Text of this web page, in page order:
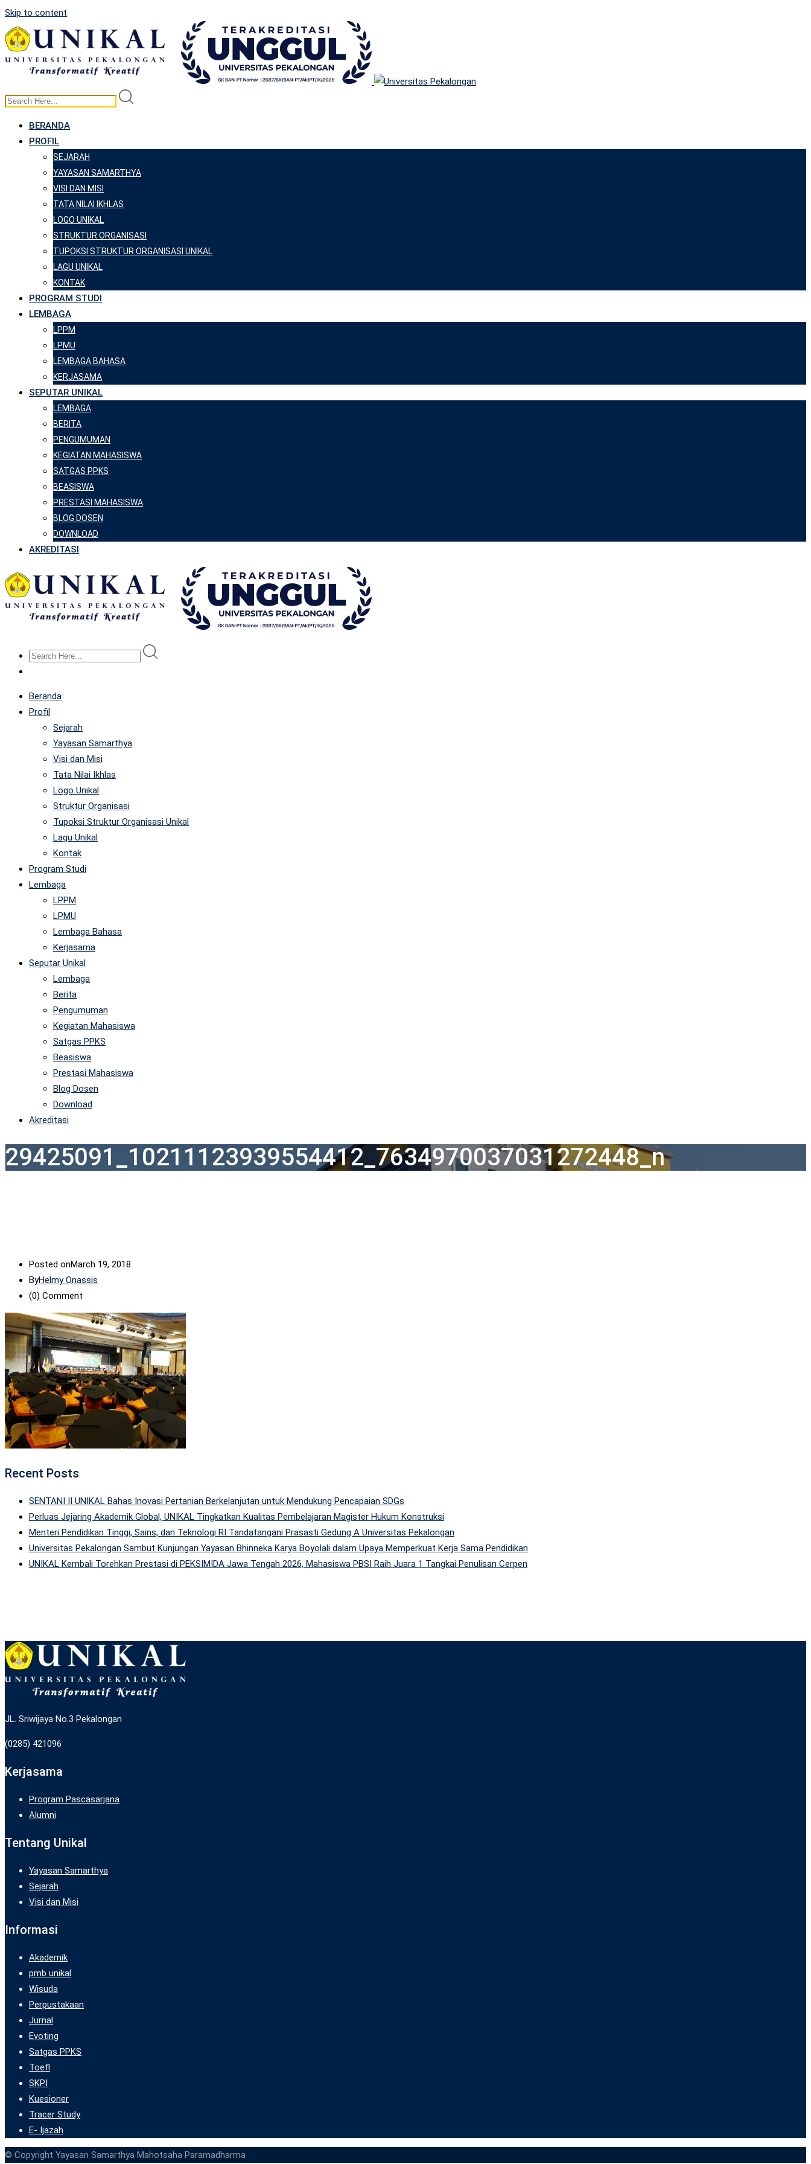
Skip to content
BERANDA
PROFIL
SEJARAH
YAYASAN SAMARTHYA
VISI DAN MISI
TATA NILAI IKHLAS
LOGO UNIKAL
STRUKTUR ORGANISASI
TUPOKSI STRUKTUR ORGANISASI UNIKAL
LAGU UNIKAL
KONTAK
PROGRAM STUDI
LEMBAGA
LPPM
LPMU
LEMBAGA BAHASA
KERJASAMA
SEPUTAR UNIKAL
LEMBAGA
BERITA
PENGUMUMAN
KEGIATAN MAHASISWA
SATGAS PPKS
BEASISWA
PRESTASI MAHASISWA
BLOG DOSEN
DOWNLOAD
AKREDITASI
Beranda
Profil
Sejarah
Yayasan Samarthya
Visi dan Misi
Tata Nilai Ikhlas
Logo Unikal
Struktur Organisasi
Tupoksi Struktur Organisasi Unikal
Lagu Unikal
Kontak
Program Studi
Lembaga
LPPM
LPMU
Lembaga Bahasa
Kerjasama
Seputar Unikal
Lembaga
Berita
Pengumuman
Kegiatan Mahasiswa
Satgas PPKS
Beasiswa
Prestasi Mahasiswa
Blog Dosen
Download
Akreditasi
29425091_10211123939554412_7634970037031272448_n
Posted onMarch 19, 2018
ByHelmy Onassis
(0) Comment
Recent Posts
SENTANI II UNIKAL Bahas Inovasi Pertanian Berkelanjutan untuk Mendukung Pencapaian SDGs
Perluas Jejaring Akademik Global, UNIKAL Tingkatkan Kualitas Pembelajaran Magister Hukum Konstruksi
Menteri Pendidikan Tinggi, Sains, dan Teknologi RI Tandatangani Prasasti Gedung A Universitas Pekalongan
Universitas Pekalongan Sambut Kunjungan Yayasan Bhinneka Karya Boyolali dalam Upaya Memperkuat Kerja Sama Pendidikan
UNIKAL Kembali Torehkan Prestasi di PEKSIMIDA Jawa Tengah 2026, Mahasiswa PBSI Raih Juara 1 Tangkai Penulisan Cerpen
JL. Sriwijaya No.3 Pekalongan
(0285) 421096
Kerjasama
Program Pascasarjana
Alumni
Tentang Unikal
Yayasan Samarthya
Sejarah
Visi dan Misi
Informasi
Akademik
pmb unikal
Wisuda
Perpustakaan
Jurnal
Evoting
Satgas PPKS
Toefl
SKPI
Kuesioner
Tracer Study
E- Ijazah
© Copyright Yayasan Samarthya Mahotsaha Paramadharma